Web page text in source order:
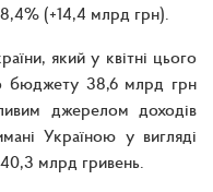
(+14,4 млрд грн).
який у квітні цього
бюджету 38,6 млрд грн
джерелом доходів
Україною у вигляді
млрд гривень.